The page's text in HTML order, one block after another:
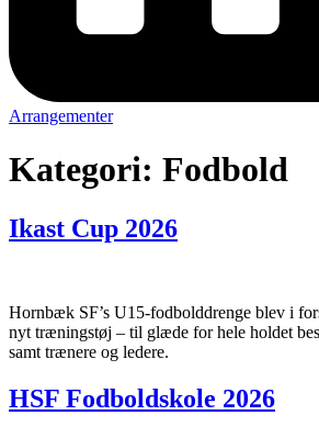
Arrangementer
Kategori: Fodbold
Ikast Cup 2026
Hornbæk SF’s U15-fodbolddrenge blev i
nyt træningstøj – til glæde for hele holdet
samt trænere og ledere.
HSF Fodboldskole 2026